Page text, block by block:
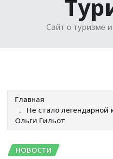
Сайт о туризме
Главная
Не стало легендарной
Ольги Гильот
НОВОСТИ